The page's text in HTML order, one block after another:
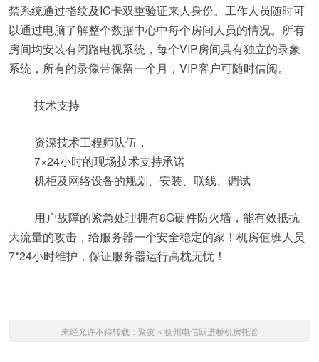
禁系统通过指纹及IC卡双重验证来人身份。工作人员随时可
以通过电脑了解整个数据中心中每个房间人员的情况。所有
房间均安装有闭路电视系统，每个VIP房间具有独立的录象
系统，所有的录像带保留一个月，VIP客户可随时借阅。
技术支持
资深技术工程师队伍，
7×24小时的现场技术支持承诺
机柜及网络设备的规划、安装、联线、调试
用户故障的紧急处理拥有8G硬件防火墙，能有效抵抗
大流量的攻击，给服务器一个安全稳定的家！机房值班人员
7*24小时维护，保证服务器运行高枕无忧！
未经允许不得转载： 聚友 » 扬州电信跃进桥机房托管